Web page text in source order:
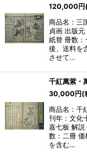
120,000円
商品名：三
貞画 出版
紙替 冊数
後、送料を
させて…
千紅萬紫・
30,000円(
商品名：千
刊年：文化
嘉七板 解
数：二冊
を含む…